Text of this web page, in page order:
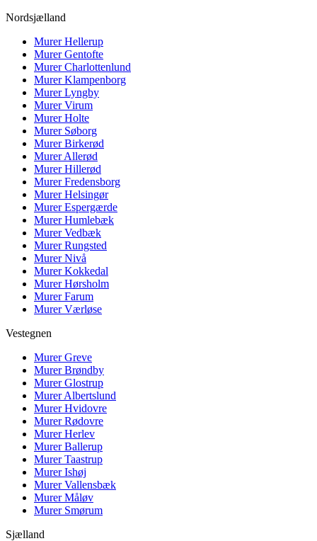
Nordsjælland
MurerHellerup
MurerGentofte
MurerCharlottenlund
MurerKlampenborg
MurerLyngby
MurerVirum
MurerHolte
Murer Søborg
MurerBirkerød
MurerAllerød
MurerHillerød
MurerFredensborg
MurerHelsingør
MurerEspergærde
MurerHumlebæk
MurerVedbæk
MurerRungsted
MurerNivå
MurerKokkedal
MurerHørsholm
MurerFarum
MurerVærløse
Vestegnen
MurerGreve
MurerBrøndby
MurerGlostrup
MurerAlbertslund
MurerHvidovre
MurerRødovre
MurerHerlev
MurerBallerup
MurerTaastrup
MurerIshøj
MurerVallensbæk
MurerMåløv
Murer Smørum
Sjælland